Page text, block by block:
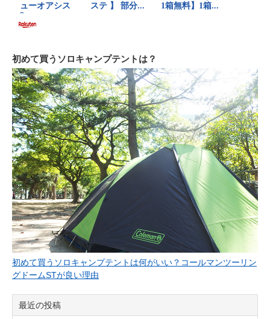
初めて買うソロキャンプテントは？
初めて買うソロキャンプテントは何がいい？コールマンツーリン
グドームSTが良い理由
最近の投稿